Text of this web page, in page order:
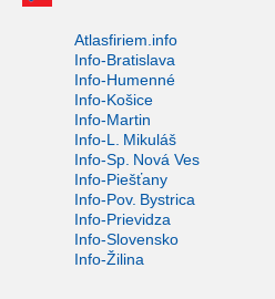
Atlasfiriem.info
Info-Bratislava
Info-Humenné
Info-Košice
Info-Martin
Info-L. Mikuláš
Info-Sp. Nová Ves
Info-Piešťany
Info-Pov. Bystrica
Info-Prievidza
Info-Slovensko
Info-Žilina